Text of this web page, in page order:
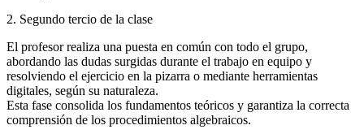
2. Segundo tercio de la clase
El profesor realiza una puesta en común con todo el grupo,
abordando las dudas surgidas durante el trabajo en equipo y
resolviendo el ejercicio en la pizarra o mediante herramientas
digitales, según su naturaleza.
Esta fase consolida los fundamentos teóricos y garantiza la correcta
comprensión de los procedimientos algebraicos.